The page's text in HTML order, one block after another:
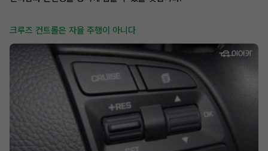
크루즈 컨트롤은 자율 주행이 아니다